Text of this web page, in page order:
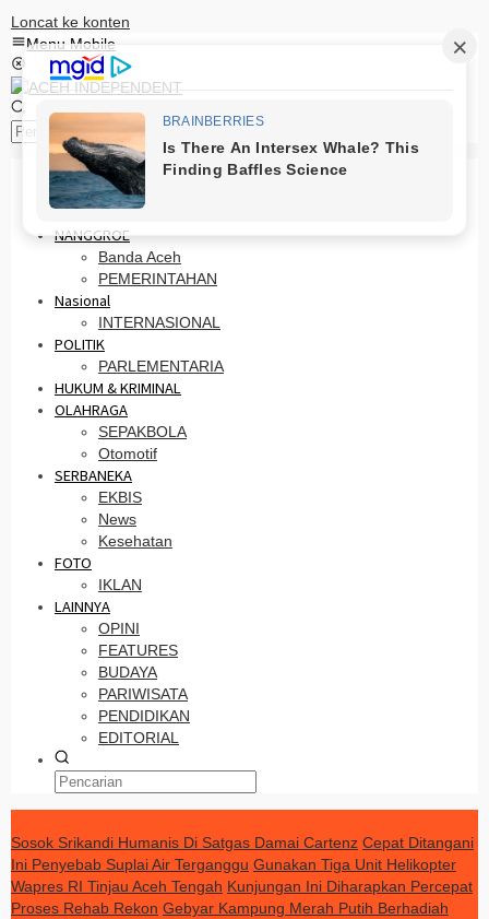
Loncat ke konten
Menu Mobile
HOME
PRO OTONOMI
NANGGROE
Banda Aceh
PEMERINTAHAN
Nasional
INTERNASIONAL
POLITIK
PARLEMENTARIA
HUKUM & KRIMINAL
OLAHRAGA
SEPAKBOLA
Otomotif
SERBANEKA
EKBIS
News
Kesehatan
FOTO
IKLAN
LAINNYA
OPINI
FEATURES
BUDAYA
PARIWISATA
PENDIDIKAN
EDITORIAL
Sosok Srikandi Humanis Di Satgas Damai Cartenz Cepat Ditangani
Ini Penyebab Suplai Air Terganggu Gunakan Tiga Unit Helikopter
Wapres RI Tinjau Aceh Tengah Kunjungan Ini Diharapkan Percepat
Proses Rehab Rekon Gebyar Kampung Merah Putih Berhadiah